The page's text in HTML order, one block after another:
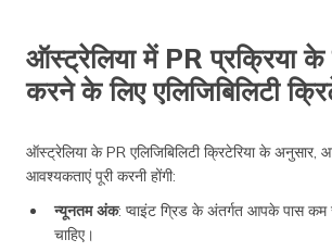
ऑस्ट्रेलिया में PR प्रक्रिया
करने के लिए एलिजिबिलिटी
ऑस्ट्रेलिया के PR एलिजिबिलिटी क्रिटेरिया के अनुसार,
आवश्यकताएं पूरी करनी होंगी:
न्यूनतम अंक: प्वाइंट ग्रिड के अंतर्गत आपके पास
चाहिए।